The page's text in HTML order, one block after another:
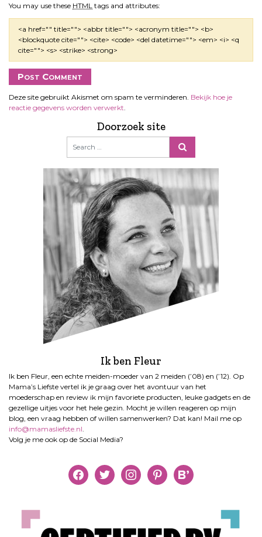
You may use these HTML tags and attributes:
<a href="" title=""> <abbr title=""> <acronym title=""> <b>
<blockquote cite=""> <cite> <code> <del datetime=""> <em> <i> <q
cite=""> <s> <strike> <strong>
Deze site gebruikt Akismet om spam te verminderen. Bekijk hoe je
reactie gegevens worden verwerkt
Doorzoek site
Ik ben Fleur
Ik ben Fleur, een echte meiden-moeder van 2 meiden (’08) en (’12). Op
Mama’s Liefste vertel ik je graag over het avontuur van het
moederschap en review ik mijn favoriete producten, leuke gadgets en de
gezellige uitjes voor het hele gezin. Mocht je willen reageren op mijn
blog, een vraag hebben of willen samenwerken? Dat kan! Mail me op
info@mamasliefste.nl
Volg je me ook op de Social Media?
facebooktwitter instagrampinterestbloglovin